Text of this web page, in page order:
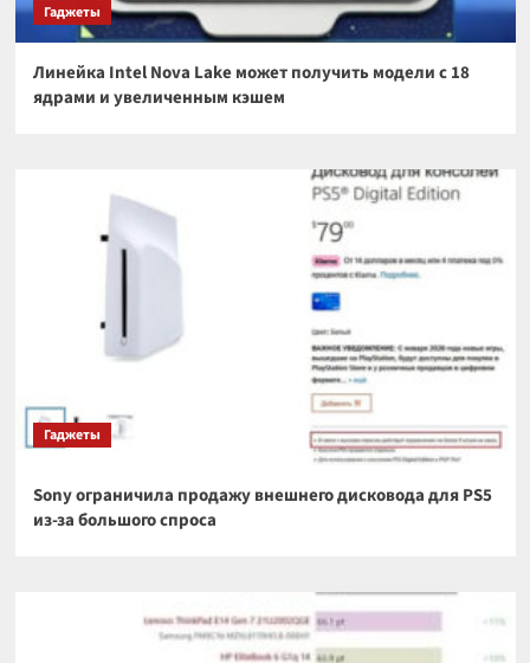
Гаджеты
Линейка Intel Nova Lake может получить модели с 18
ядрами и увеличенным кэшем
Гаджеты
Sony ограничила продажу внешнего дисковода для PS5
из-за большого спроса